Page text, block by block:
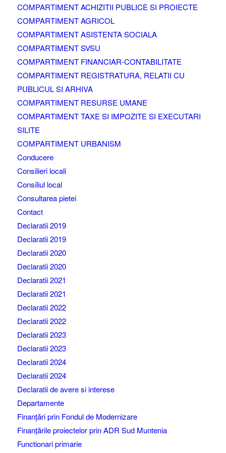
COMPARTIMENT ACHIZITII PUBLICE SI PROIECTE
COMPARTIMENT AGRICOL
COMPARTIMENT ASISTENTA SOCIALA
COMPARTIMENT SVSU
COMPARTIMENT FINANCIAR-CONTABILITATE
COMPARTIMENT REGISTRATURA, RELATII CU
PUBLICUL SI ARHIVA
COMPARTIMENT RESURSE UMANE
COMPARTIMENT TAXE SI IMPOZITE SI EXECUTARI
SILITE
COMPARTIMENT URBANISM
Conducere
Consilieri locali
Consiliul local
Consultarea pietei
Contact
Declaratii 2019
Declaratii 2019
Declaratii 2020
Declaratii 2020
Declaratii 2021
Declaratii 2021
Declaratii 2022
Declaratii 2022
Declaratii 2023
Declaratii 2023
Declaratii 2024
Declaratii 2024
Declaratii de avere si interese
Departamente
Finanțări prin Fondul de Modernizare
Finanțările proiectelor prin ADR Sud Muntenia
Functionari primarie